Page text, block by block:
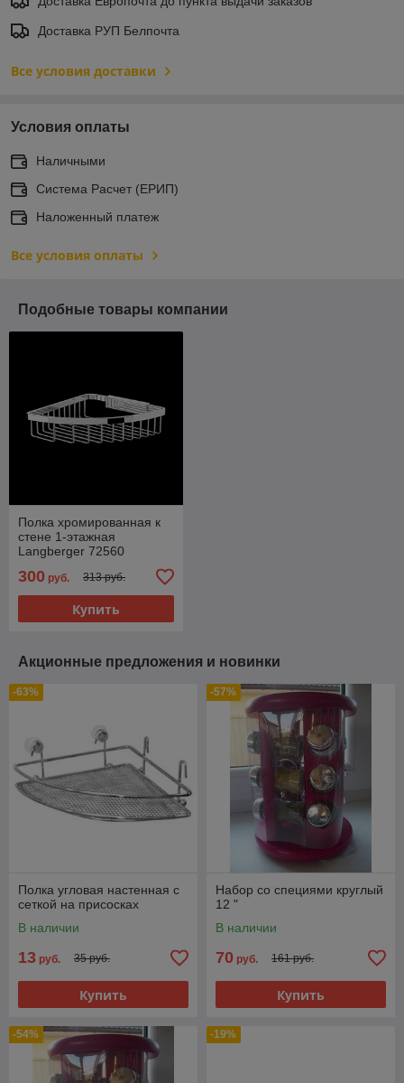
Доставка РУП Белпочта
Все условия доставки
Условия оплаты
Наличными
Система Расчет (ЕРИП)
Наложенный платеж
Все условия оплаты
Подобные товары компании
Полка хромированная к
стене 1-этажная
Langberger 72560
300 руб. 313 руб.
Купить
Акционные предложения и новинки
-63%
Полка угловая настенная с
сеткой на присосках
В наличии
13 руб. 35 руб.
Купить
-57%
Набор со специями круглый
12 "
В наличии
70 руб. 161 руб.
Купить
-54% -19%